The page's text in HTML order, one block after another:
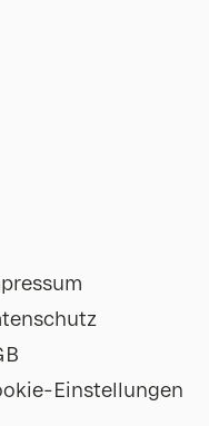
Einstellungen